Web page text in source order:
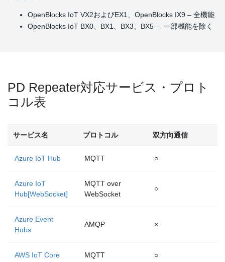
OpenBlocks IoT VX2およびEX1、OpenBlocks IX9 – 全機能
OpenBlocks IoT BX0、BX1、BX3、BX5 – 一部機能を除く
PD Repeater対応サービス・プロト
コル表
サービス名 プロトコル 双方向通信
Azure IoT Hub MQTT ○
Azure IoT
Hub[WebSocket]
MQTT over
WebSocket
○
Azure Event
Hubs
AMQP ×
AWS IoT Core MQTT ○